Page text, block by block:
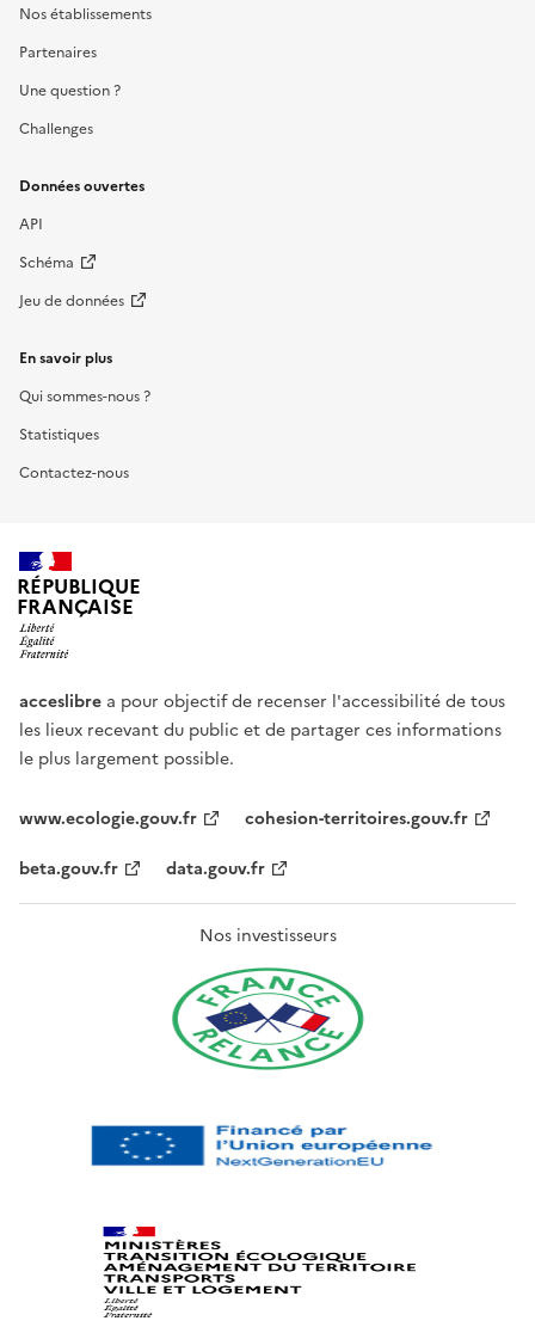
Nos établissements
Partenaires
Une question ?
Challenges
Données ouvertes
API
Schéma
Jeu de données
En savoir plus
Qui sommes-nous ?
Statistiques
Contactez-nous
RÉPUBLIQUE
FRANÇAISE
acceslibre a pour objectif de recenser l'accessibilité de tous
les lieux recevant du public et de partager ces informations
le plus largement possible.
www.ecologie.gouv.fr
cohesion-territoires.gouv.fr
beta.gouv.fr
data.gouv.fr
Nos investisseurs